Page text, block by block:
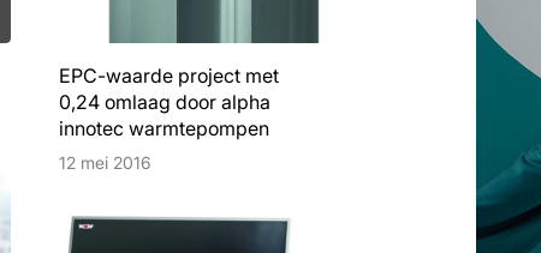
EPC-waarde project met
0,24 omlaag door alpha
innotec warmtepompen
12 mei 2016